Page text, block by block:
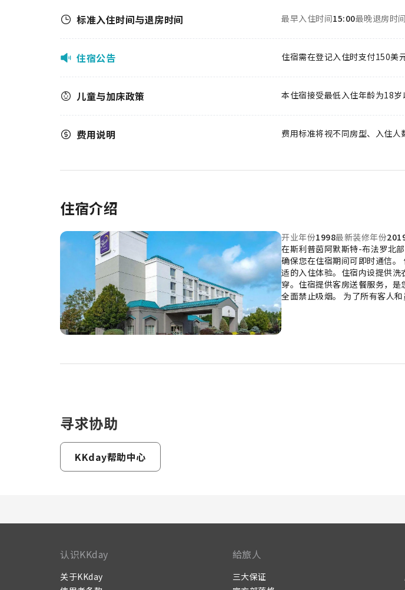
标准入住时间与退房时间 最早入住时间15:00最晚退房时间
住宿公告 住宿需在登记入住时支付150美
儿童与加床政策 本住宿接受最低入住年龄为18岁
费用说明 费用标准将视不同房型、入住人
住宿介绍
开业年份1998最新装修年份
在斯利普茵阿默斯特-布法罗北
确保您在住宿期间可即时通信
适的入住体验。住宿内设提供
穿。住宿提供客房送餐服务，
全面禁止吸烟。 为了所有客人
用了温馨的设计，并配备了所
寻求协助
KKday帮助中心
认识KKday
关于KKday
給旅人
三大保证